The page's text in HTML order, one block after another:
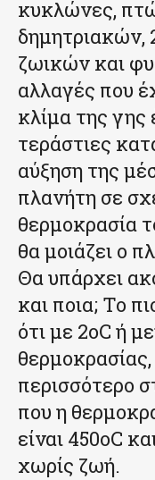
κυκλώνες,
δημητριακών,
ζωικών και
αλλαγές που
κλίμα της γης
τεράστιες
αύξηση της
πλανήτη σε
θερμοκρασία
θα μοιάζει ο
Θα υπάρχει
και ποια; Το
ότι με 2οC ή
περισσότερο
που η
είναι 450οC
χωρίς ζωή.